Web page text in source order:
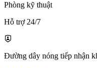
Phòng kỹ thuật
Hỗ trợ 24/7
Đường dây nóng tiếp nhận